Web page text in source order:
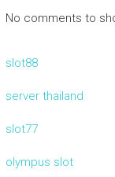
No comments to
slot88
server thailand
slot77
olympus slot